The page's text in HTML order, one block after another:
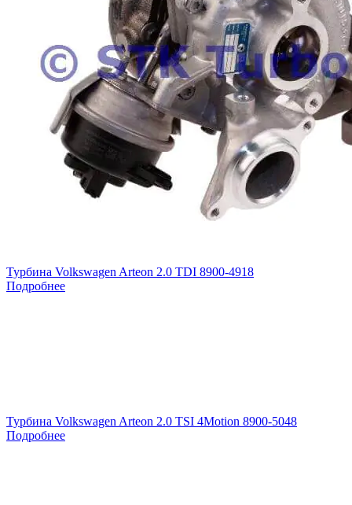
Турбина Volkswagen Arteon 2.0 TDI 8900-4918
Подробнее
Турбина Volkswagen Arteon 2.0 TSI 4Motion 8900-5048
Подробнее